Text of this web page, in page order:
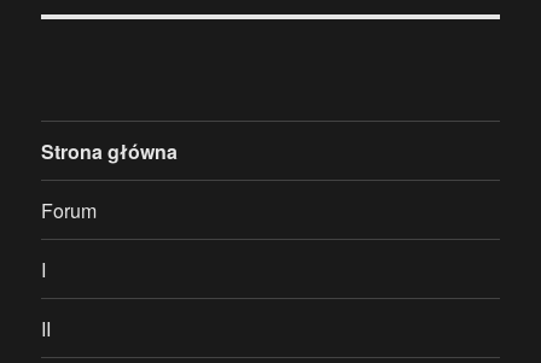
Strona główna
Forum
I
II